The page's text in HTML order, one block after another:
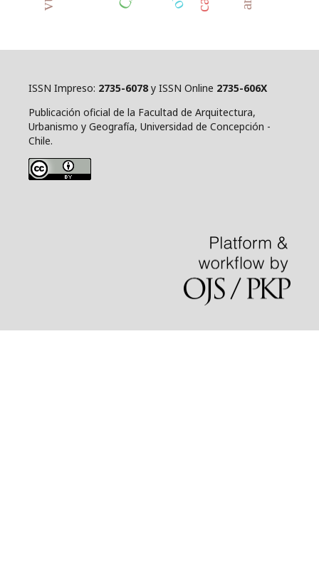
ISSN Impreso: 2735-6078 y ISSN Online 2735-606X
Publicación oficial de la Facultad de Arquitectura,
Urbanismo y Geografía, Universidad de Concepción -
Chile.